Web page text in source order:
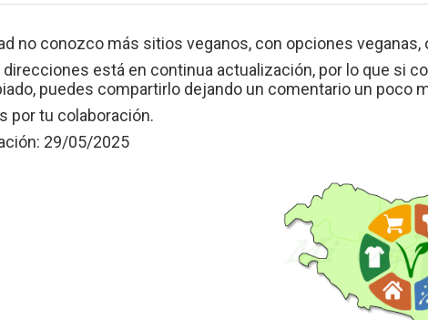
no conozco más sitios veganos, con opciones veganas,
está en continua actualización, por lo que si
puedes compartirlo dejando un comentario un poco
por tu colaboración.
29/05/2025